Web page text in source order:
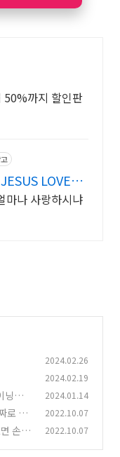
50%까지 할인판
LOVES
마나 사랑하시냐
2024.02.26
2024.02.19
스타
2024.01.14
로 만
2022.10.07
손
2022.10.07